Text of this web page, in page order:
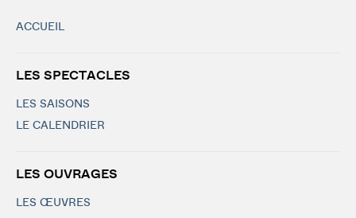
ACCUEIL
LES SPECTACLES
LES SAISONS
LE CALENDRIER
LES OUVRAGES
LES ŒUVRES